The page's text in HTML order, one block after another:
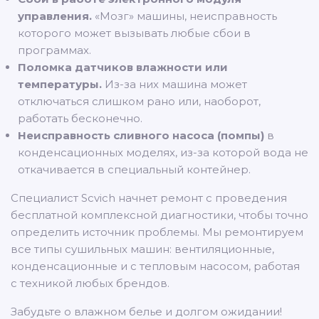
управления. «Мозг» машины, неисправность
которого может вызывать любые сбои в
программах.
Поломка датчиков влажности или
температуры. Из-за них машина может
отключаться слишком рано или, наоборот,
работать бесконечно.
Неисправность сливного насоса (помпы) в
конденсационных моделях, из-за которой вода не
откачивается в специальный контейнер.
Специалист Scvich начнет ремонт с проведения
бесплатной комплексной диагностики, чтобы точно
определить источник проблемы. Мы ремонтируем
все типы сушильных машин: вентиляционные,
конденсационные и с тепловым насосом, работая
с техникой любых брендов.
Забудьте о влажном белье и долгом ожидании!